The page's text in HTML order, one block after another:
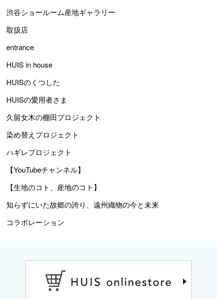
渋谷ショールーム産地ギャラリー
取扱店
entrance
HUIS in house
HUISのくつした
HUISの愛用者さま
久留女木の棚田プロジェクト
染め替えプロジェクト
ハギレプロジェクト
【YouTubeチャンネル】
【生地のコト、産地のコト】
知らずにいた故郷の誇り、遠州織物の今と未来
コラボレーション